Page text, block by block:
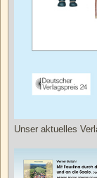
Unser aktuelles